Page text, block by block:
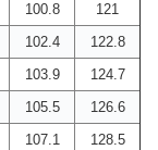
100.8
121
102.4
122.8
103.9
124.7
105.5
126.6
107.1
128.5